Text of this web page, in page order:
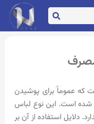
مصرف
که عموماً برای پوشیدن
شده است. این نوع لباس
دلایل استفاده از آن بر